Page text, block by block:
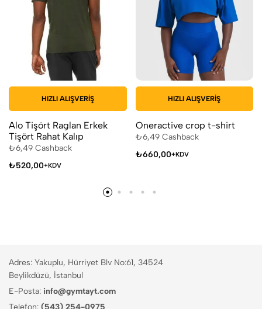
HIZLI ALIŞVERIŞ
Alo Tişört Raglan Erkek
Tişört Rahat Kalıp
₺6,49 Cashback
₺520,00+KDV
HIZLI ALIŞVERIŞ
Oneractive crop t-shirt
₺6,49Cashback
₺660,00+KDV
Adres: Yakuplu, Hürriyet Blv No:61, 34524
Beylikdüzü, İstanbul
E-Posta: info@gymtayt.com
Telefon: (543) 254-0975